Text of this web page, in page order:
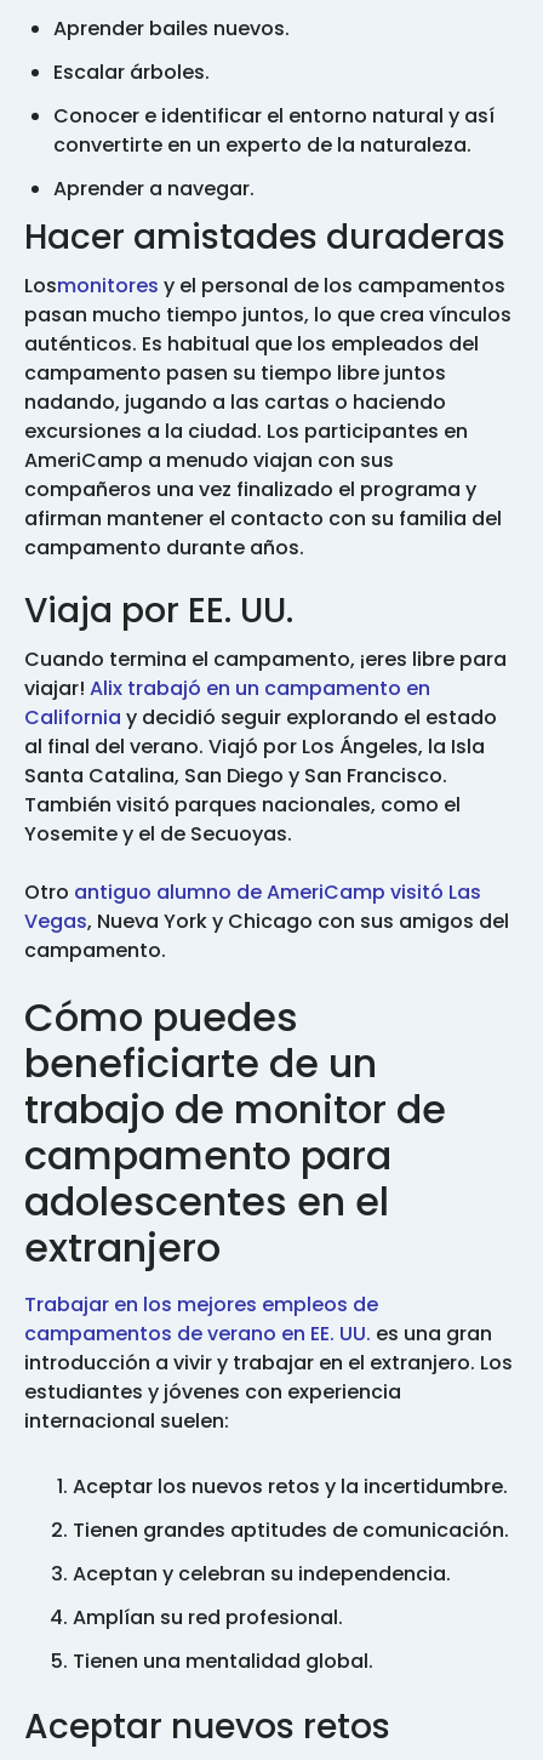
Aprender bailes nuevos.
Escalar árboles.
Conocer e identificar el entorno natural y así
convertirte en un experto de la naturaleza.
Aprender a navegar.
Hacer amistades duraderas
Losmonitores y el personal de los campamentos
pasan mucho tiempo juntos, lo que crea vínculos
auténticos. Es habitual que los empleados del
campamento pasen su tiempo libre juntos
nadando, jugando a las cartas o haciendo
excursiones a la ciudad. Los participantes en
AmeriCamp a menudo viajan con sus
compañeros una vez finalizado el programa y
afirman mantener el contacto con su familia del
campamento durante años.
Viaja por EE. UU.
Cuando termina el campamento, ¡eres libre para
viajar! Alix trabajó en un campamento en
California y decidió seguir explorando el estado
al final del verano. Viajó por Los Ángeles, la Isla
Santa Catalina, San Diego y San Francisco.
También visitó parques nacionales, como el
Yosemite y el de Secuoyas.
Otro antiguo alumno de AmeriCamp visitó Las
Vegas, Nueva York y Chicago con sus amigos del
campamento.
Cómo puedes
beneficiarte de un
trabajo de monitor de
campamento para
adolescentes en el
extranjero
Trabajar en los mejores empleos de
campamentos de verano en EE. UU. es una gran
introducción a vivir y trabajar en el extranjero. Los
estudiantes y jóvenes con experiencia
internacional suelen:
Aceptar los nuevos retos y la incertidumbre.
Tienen grandes aptitudes de comunicación.
Aceptan y celebran su independencia.
Amplían su red profesional.
Tienen una mentalidad global.
Aceptar nuevos retos